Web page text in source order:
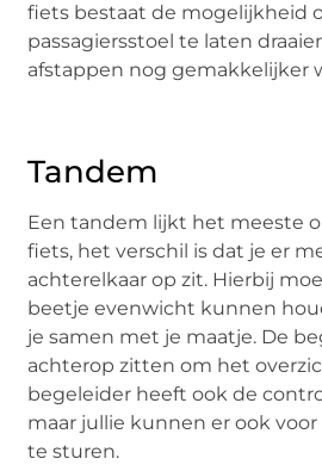
fiets bestaat de mogelijkheid
passagiersstoel te laten
afstappen nog gemakkelijker
Tandem
Een tandem lijkt het meeste
fiets, het verschil is dat je er
achterelkaar op zit. Hierbij
beetje evenwicht kunnen
je samen met je maatje. De
achterop zitten om het
begeleider heeft ook de
maar jullie kunnen er ook
te sturen.